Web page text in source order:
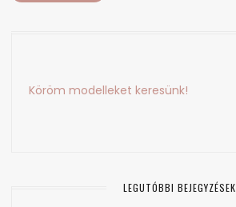
Köröm modelleket keresünk!
LEGUTÓBBI BEJEGYZÉSEK